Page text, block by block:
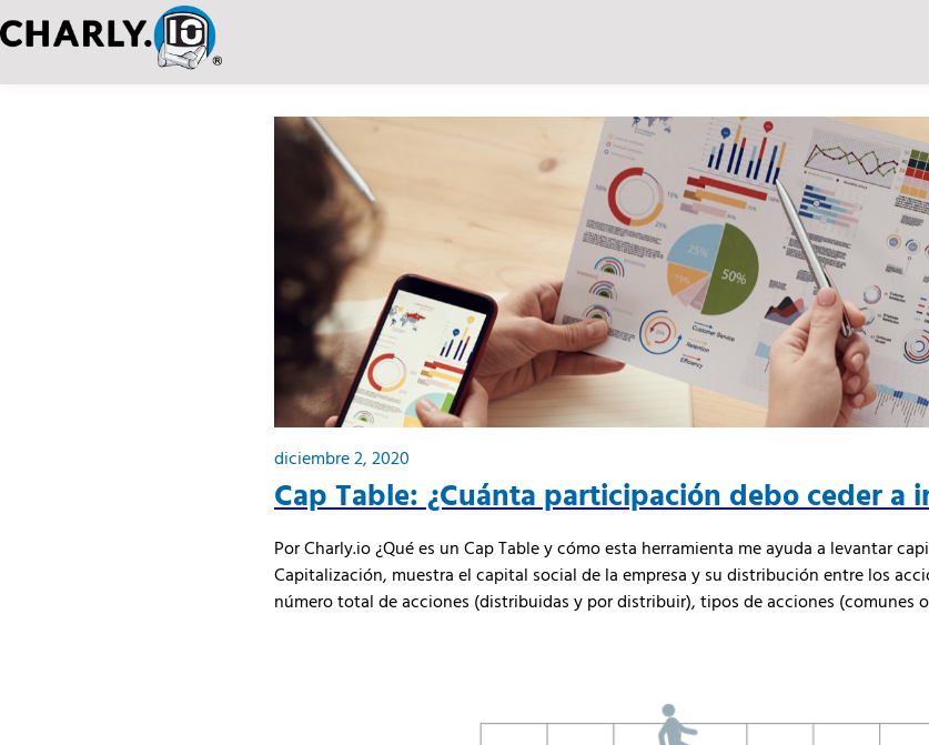
diciembre 2, 2020
Cap Table: ¿Cuánta participación debo ceder a
Por Charly.io ¿Qué es un Cap Table y cómo esta herramienta me ayuda a levantar
Capitalización, muestra el capital social de la empresa y su distribución entre los
número total de acciones (distribuidas y por distribuir), tipos de acciones (comunes